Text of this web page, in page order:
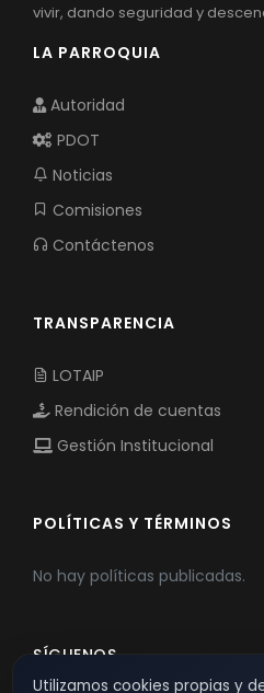
Cédulas
Procesos de
Ejecución
Obras y proyectos
vivir, dando seguridad y
LA PARROQUIA
Autoridad
PDOT
Noticias
Comisiones
Contáctenos
TRANSPARENCIA
LOTAIP
Rendición de cuentas
Gestión Institucional
POLÍTICAS Y TÉRMINOS
No hay políticas publicadas.
SÍGUENOS
Utilizamos cookies propias y